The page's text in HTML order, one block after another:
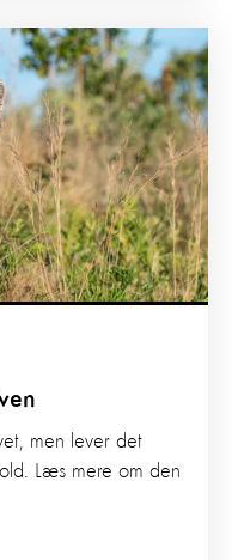
men lever det
Læs mere om den